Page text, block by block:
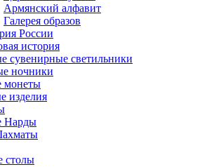
Армянский алфавит
Галерея образов
России
история
сувенирные светильники
ночники
монеты
изделия
Нарды
столы